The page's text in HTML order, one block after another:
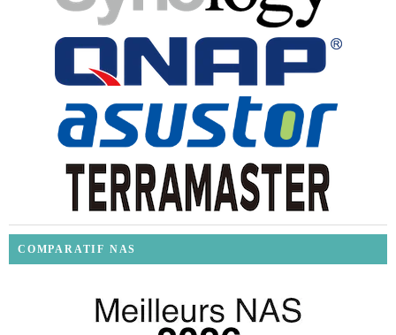
COMPARATIF NAS